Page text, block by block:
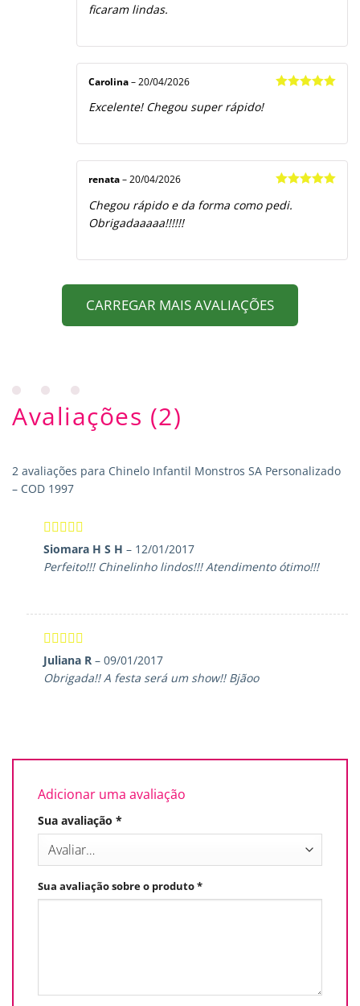
ficaram lindas.
Carolina – 20/04/2026
Excelente! Chegou super rápido!
de 5
renata – 20/04/2026
Chegou rápido e da forma como pedi.
Obrigadaaaaa!!!!!!
CARREGAR MAIS AVALIAÇÕES
Avaliações (2)
2 avaliações para Chinelo Infantil Monstros SA Personalizado
– COD 1997
Avaliação5
de 5
Siomara H S H– 12/01/2017
Perfeito!!! Chinelinho lindos!!! Atendimento ótimo!!!
Avaliação
5
de 5
Juliana R– 09/01/2017
Obrigada!! A festa será um show!! Bjãoo
Adicionar uma avaliação
Sua avaliação *
Sua avaliação sobre o produto*